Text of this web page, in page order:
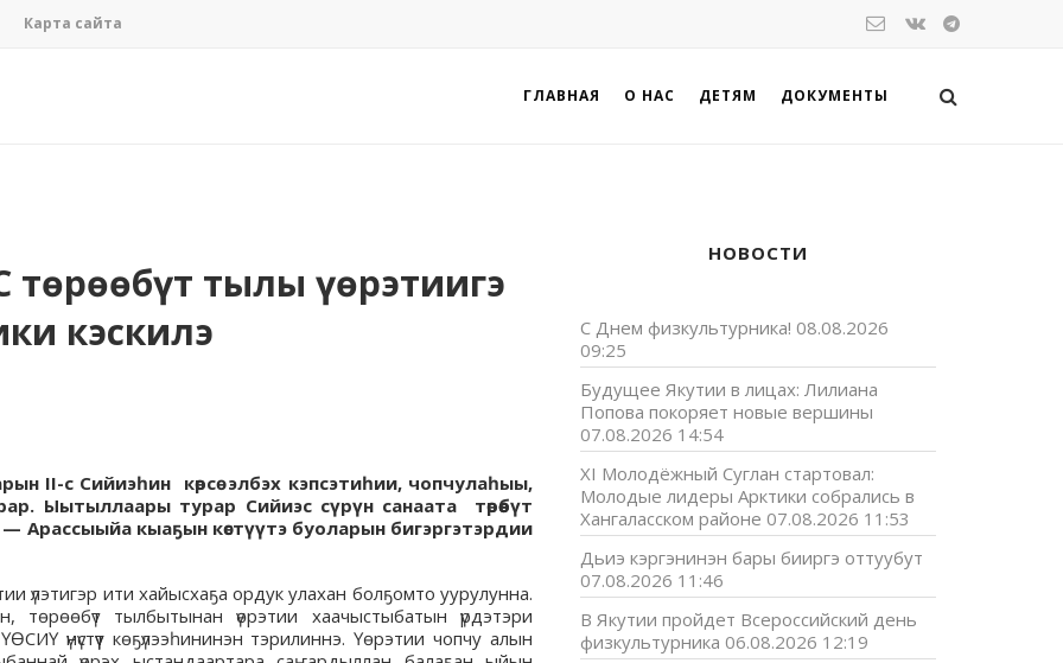
Карта сайта
ГЛАВНАЯ О НАС ДЕТЯМ ДОКУМЕНТЫ
тылы үөрэтиигэ
кэскилэ
II-с Сийиэһин көрсө элбэх кэпсэтиһии, чопчулаһыы,
Ыытыллаары турар Сийиэс сүрүн санаата төрөөбүт
Арассыыйа кыаҕын көстүүтэ буоларын бигэргэтэрдии
үлэтигэр ити хайысхаҕа ордук улахан болҕомто уурулунна.
тылбытынан үөрэтии хаачыстыбатын үрдэтэри
үнүстүүт көҕүлээһининэн тэрилиннэ. Үөрэтии чопчу алын
НОВОСТИ
С Днем физкультурника! 08.08.2026
09:25
Будущее Якутии в лицах: Лилиана
Попова покоряет новые вершины
07.08.2026 14:54
XI Молодёжный Суглан стартовал:
Молодые лидеры Арктики собрались в
Хангаласском районе 07.08.2026 11:53
Дьиэ кэргэнинэн бары бииргэ оттуубут
07.08.2026 11:46
В Якутии пройдет Всероссийский день
физкультурника 06.08.2026 12:19